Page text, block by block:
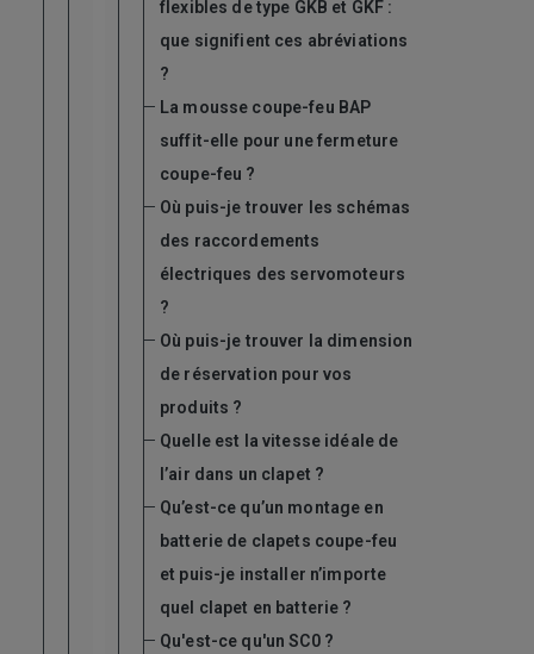
flexibles de type GKB et GKF :
que signifient ces abréviations
?
La mousse coupe-feu BAP
suffit-elle pour une fermeture
coupe-feu ?
Où puis-je trouver les schémas
des raccordements
électriques des servomoteurs
?
Où puis-je trouver la dimension
de réservation pour vos
produits ?
Quelle est la vitesse idéale de
l’air dans un clapet ?
Qu’est-ce qu’un montage en
batterie de clapets coupe-feu
et puis-je installer n’importe
quel clapet en batterie ?
Qu'est-ce qu'un SC0 ?